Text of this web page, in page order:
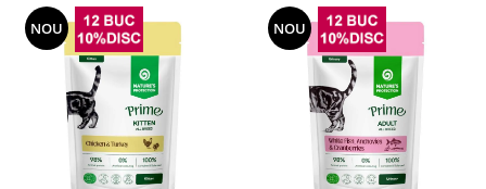
NOU NOU